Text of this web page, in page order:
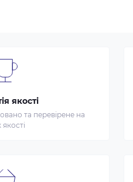
якості
та перевірене на
якості